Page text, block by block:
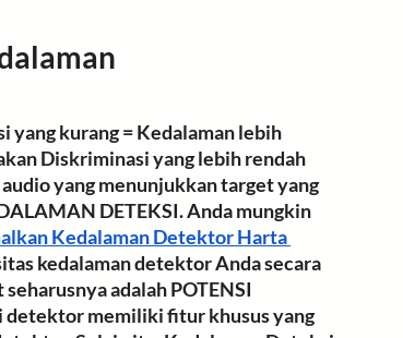
yang kurang = Kedalaman lebih
Diskriminasi yang lebih rendah
yang menunjukkan target yang
DETEKSI. Anda mungkin
Kedalaman Detektor Harta
kedalaman detektor Anda secara
adalah POTENSI
detektor memiliki fitur khusus yang